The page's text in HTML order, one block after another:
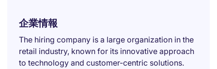
企業情報
The hiring company is a large organization in the
retail industry, known for its innovative approach
to technology and customer-centric solutions.